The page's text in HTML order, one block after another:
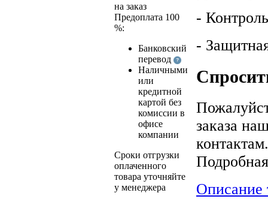
на заказ
Предоплата 100
%:
Банковский
перевод
Наличными
или
кредитной
картой без
комиссии в
офисе
компании
Сроки отгрузки
оплаченного
товара уточняйте
у менеджера
-
-
заказа
контактам.
Описание